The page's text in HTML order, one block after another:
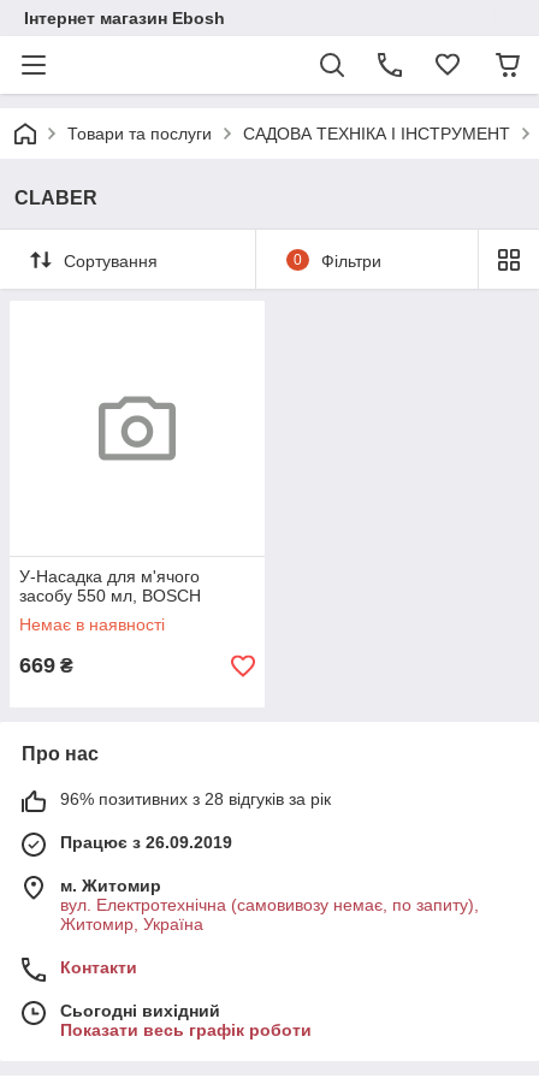
Інтернет магазин Ebosh
Товари та послуги САДОВА ТЕХНІКА І ІНСТРУМЕНТ
CLABER
Сортування 0 Фільтри
У-Насадка для м'ячого
засобу 550 мл, BOSCH
Немає в наявності
669 ₴
Про нас
96% позитивних з 28 відгуків за рік
Працює з 26.09.2019
м. Житомир
вул. Електротехнічна (самовивозу немає, по запиту),
Житомир, Україна
Контакти
Сьогодні вихідний
Показати весь графік роботи